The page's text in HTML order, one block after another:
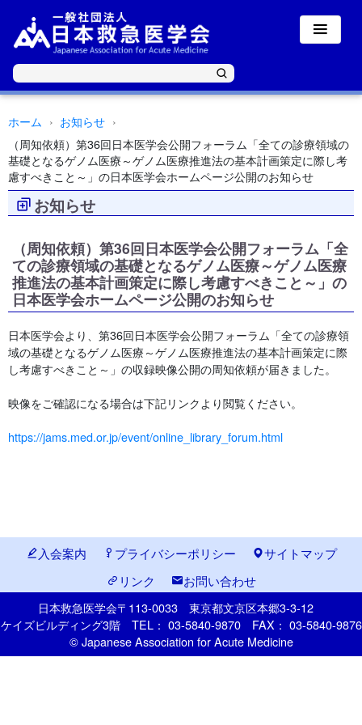
ホーム
お知らせ
（周知依頼）第36回日本医学会公開フォーラム「全ての診療領域の
基礎となるゲノム医療～ゲノム医療推進法の基本計画策定に際し考
慮すべきこと～」の日本医学会ホームページ公開のお知らせ
お知らせ
（周知依頼）第36回日本医学会公開フォーラム「全
ての診療領域の基礎となるゲノム医療～ゲノム医療
推進法の基本計画策定に際し考慮すべきこと～」の
日本医学会ホームページ公開のお知らせ
日本医学会より、第36回日本医学会公開フォーラム「全ての診療領
域の基礎となるゲノム医療～ゲノム医療推進法の基本計画策定に際
し考慮すべきこと～」の収録映像公開の周知依頼が届きました。
映像をご確認になる場合は下記リンクより閲覧ください。
https://jams.med.or.jp/event/online_library_forum.html
入会案内 プライバシーポリシー
サイトマップ
リンク
お問い合わせ
日本救急医学会〒113-0033 東京都文京区本郷3-3-12
ケイズビルディング3階 TEL： 03-5840-9870 FAX： 03-5840-9876
© Japanese Association for Acute Medicine